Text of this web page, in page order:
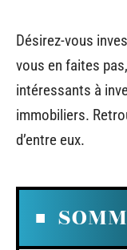
Désirez-vous
vous en faites
intéressants à
immobiliers.
d’entre eux.